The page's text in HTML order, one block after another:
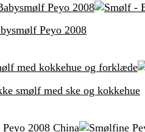
Peyo 2008
smølf med ske og kokkehue